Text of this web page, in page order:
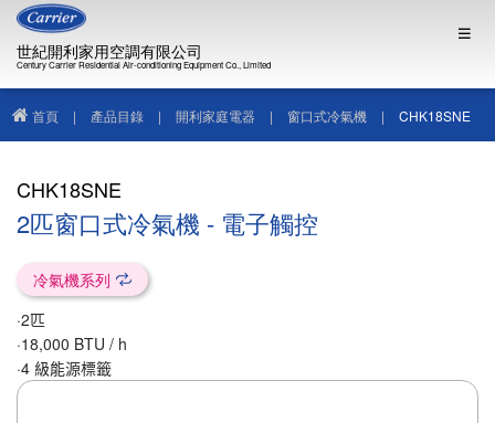
世紀開利家用空調有限公司
Century Carrier Residential Air-conditioning Equipment Co., Limited
首頁 | 產品目錄 | 開利家庭電器 | 窗口式冷氣機 | CHK18SNE
CHK18SNE
2匹窗口式冷氣機 - 電子觸控
冷氣機系列
·2匹
·18,000 BTU / h
·4 級能源標籤